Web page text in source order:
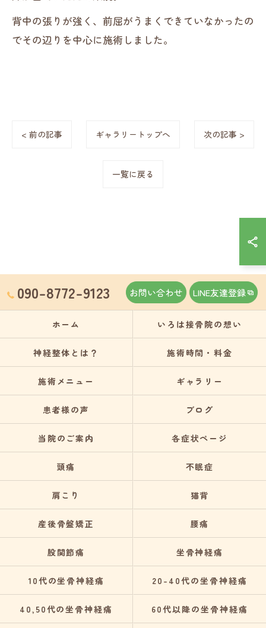
背中の張りが強く、前屈がうまくできていなかったの
でその辺りを中心に施術しました。
< 前の記事 ギャラリートップへ 次の記事 >
一覧に戻る
090-8772-9123 お問い合わせ LINE友達登録
ホーム いろは接骨院の想い
神経整体とは？ 施術時間・料金
施術メニュー ギャラリー
患者様の声 ブログ
当院のご案内 各症状ページ
頭痛 不眠症
肩こり 猫背
産後骨盤矯正 腰痛
股関節痛 坐骨神経痛
10代の坐骨神経痛 20-40代の坐骨神経痛
40,50代の坐骨神経痛 60代以降の坐骨神経痛